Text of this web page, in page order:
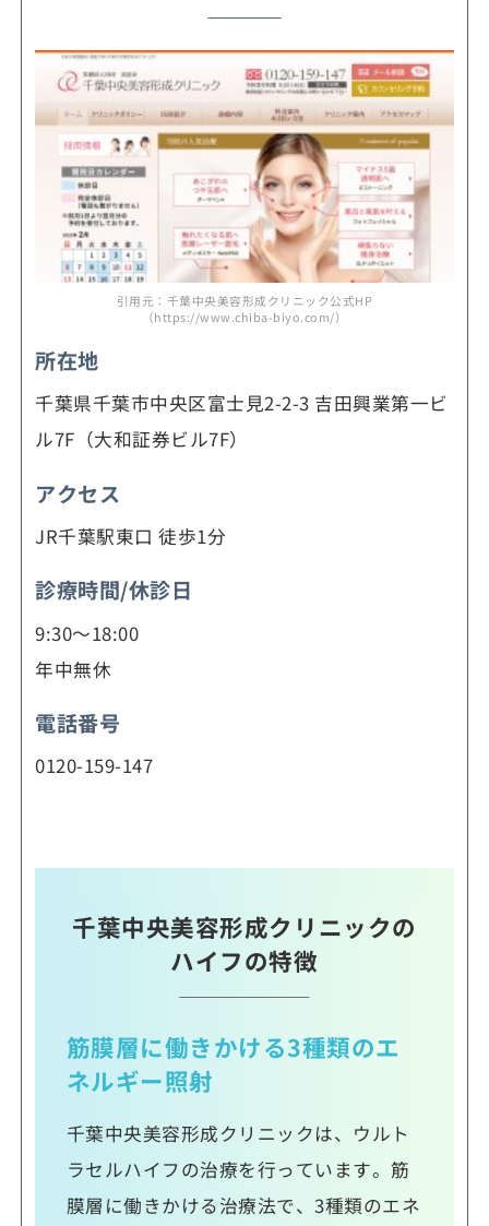
引用元：千葉中央美容形成クリニック公式HP
（https://www.chiba-biyo.com/）
所在地
千葉県千葉市中央区富士見2-2-3 吉田興業第一ビ
ル7F（大和証券ビル7F）
アクセス
JR千葉駅東口 徒歩1分
診療時間/休診日
9:30～18:00
年中無休
電話番号
0120-159-147
千葉中央美容形成クリニックの
ハイフの特徴
筋膜層に働きかける3種類のエ
ネルギー照射
千葉中央美容形成クリニックは、ウルト
ラセルハイフの治療を行っています。筋
膜層に働きかける治療法で、3種類のエネ